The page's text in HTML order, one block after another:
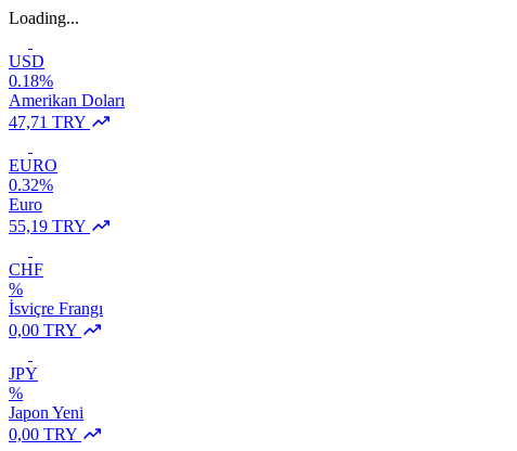
Loading...
USD
0.18%
Amerikan Doları
47,71 TRY
EURO
0.32%
Euro
55,19 TRY
CHF
%
İsviçre Frangı
0,00 TRY
JPY
%
Japon Yeni
0,00 TRY